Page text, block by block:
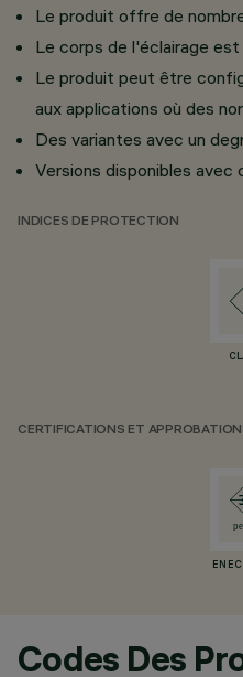
Le produit offre de
Le corps de l'éclairage
Le produit peut être
aux applications où des
Des variantes avec un
Versions disponibles
INDICES DE PROTECTION
CERTIFICATIONS ET
Codes Des